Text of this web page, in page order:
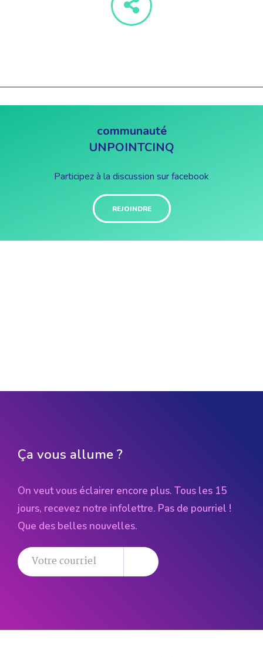
communauté
UNPOINTCINQ
Participez à la discussion sur facebook
REJOINDRE
Ça vous allume ?
On veut vous éclairer encore plus. Tous les 15
jours, recevez notre infolettre. Pas de pourriel !
Que des belles nouvelles.